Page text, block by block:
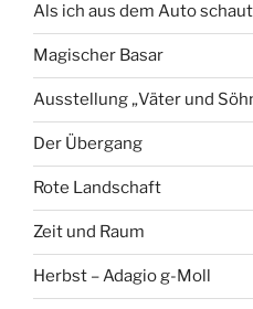
Als ich aus dem Auto
Magischer Basar
Ausstellung „Väter und
Der Übergang
Rote Landschaft
Zeit und Raum
Herbst – Adagio g-Moll